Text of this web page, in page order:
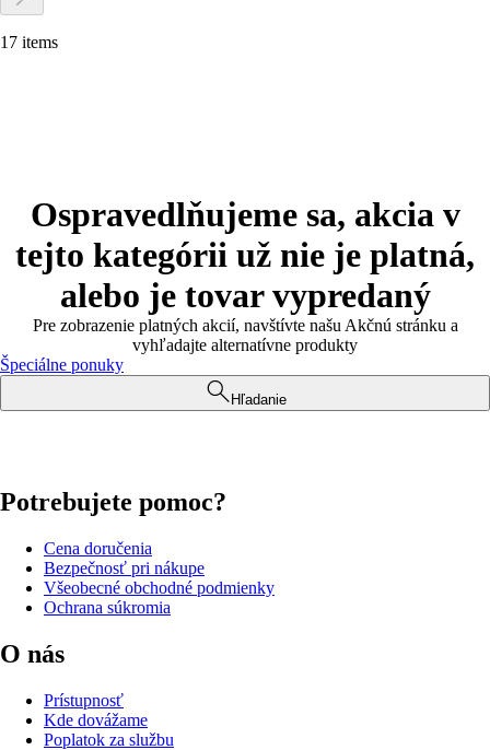
17 items
Ospravedlňujeme sa, akcia v
tejto kategórii už nie je platná,
alebo je tovar vypredaný
Pre zobrazenie platných akcií, navštívte našu Akčnú stránku a
vyhľadajte alternatívne produkty
Špeciálne ponuky
Hľadanie
Potrebujete pomoc?
Cena doručenia
Bezpečnosť pri nákupe
Všeobecné obchodné podmienky
Ochrana súkromia
O nás
Prístupnosť
Kde dovážame
Poplatok za službu